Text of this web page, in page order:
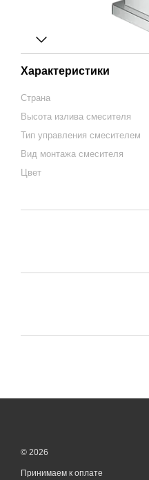
Характеристики
Страна
Высота излива смесителя
Тип управления смесителем
Вид монтажа смесителя
Цвет
© 2026
Принимаем к оплате